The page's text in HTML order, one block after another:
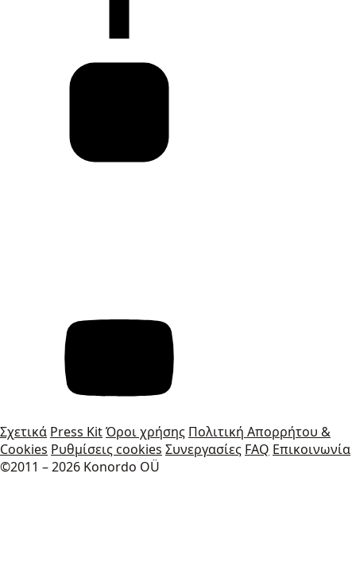
Σχετικά Press KitΌροι χρήσης Πολιτική Απορρήτου &
Cookies Ρυθμίσεις cookies Συνεργασίες FAQ Επικοινωνία
©2011 – 2026 Konordo OÜ